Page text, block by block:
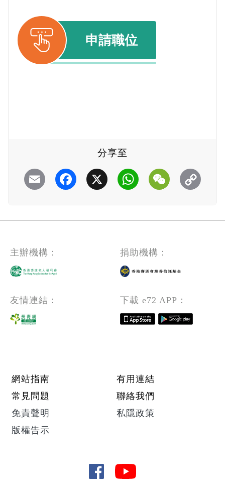
申請職位
分享至
Email Facebook
X WhatsAppWeChat
主辦機構： 捐助機構：
友情連結： 下載 e72 APP：
Footer menu
網站指南
有用連結
常見問題
聯絡我們
免責聲明
私隱政策
版權告示